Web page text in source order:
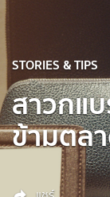
STORIES & TIPS
สาวกแ
ข้ามตล